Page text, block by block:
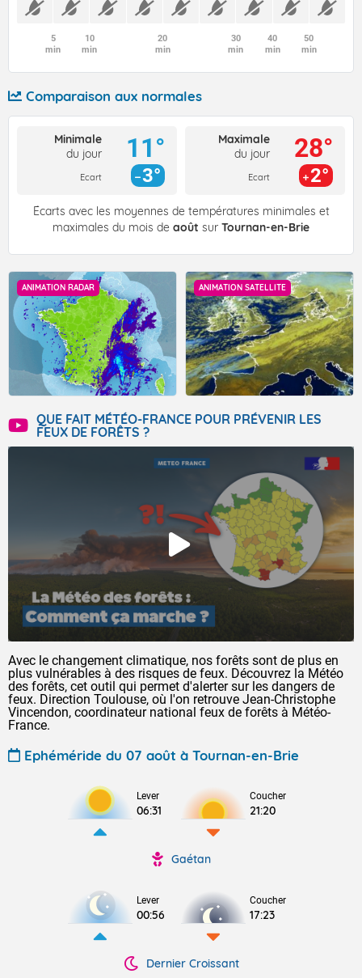
5
min
10
min
20
min
30
min
40
min
50
min
Comparaison aux normales
Minimale
du jour
Ecart
11°
3°
Maximale
du jour
Ecart
28°
2°
Écarts avec les moyennes de températures minimales et
maximales du mois de août sur Tournan-en-Brie
ANIMATION RADAR ANIMATION SATELLITE
QUE FAIT MÉTÉO-FRANCE POUR PRÉVENIR LES
FEUX DE FORÊTS ?
Avec le changement climatique, nos forêts sont de plus en
plus vulnérables à des risques de feux. Découvrez la Météo
des forêts, cet outil qui permet d'alerter sur les dangers de
feux. Direction Toulouse, où l'on retrouve Jean-Christophe
Vincendon, coordinateur national feux de forêts à Météo-
France.
Ephéméride du 07 août à Tournan-en-Brie
Lever
06:31
Coucher
21:20
Gaétan
Lever
00:56
Coucher
17:23
Dernier Croissant